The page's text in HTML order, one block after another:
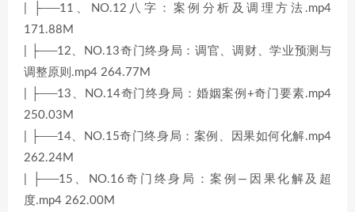
| ├──11、NO.12八字：案例分析及调理方法.mp4
171.88M
| ├──12、NO.13奇门终身局：调官、调财、学业预测与
调整原则.mp4 264.77M
| ├──13、NO.14奇门终身局：婚姻案例+奇门要素.mp4
250.03M
| ├──14、NO.15奇门终身局：案例、因果如何化解.mp4
262.24M
| ├──15、NO.16奇门终身局：案例—因果化解及超
度.mp4 262.00M